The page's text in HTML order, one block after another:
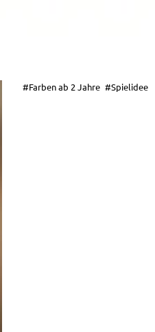
#Farben ab 2 Jahre #Spielidee